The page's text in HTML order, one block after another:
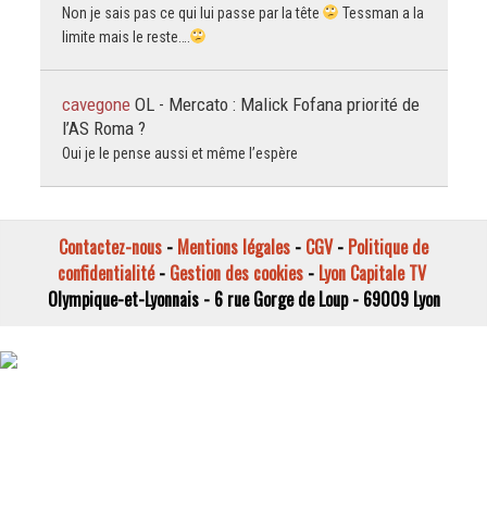
Non je sais pas ce qui lui passe par la tête
Tessman a la
limite mais le reste….
cavegone OL - Mercato : Malick Fofana priorité de
l’AS Roma ?
Oui je le pense aussi et même l’espère
Contactez-nous - Mentions légales - CGV- Politique de
confidentialité- Gestion des cookies- Lyon Capitale TV
Olympique-et-Lyonnais - 6 rue Gorge de Loup - 69009 Lyon